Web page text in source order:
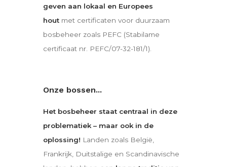
geven aan lokaal en Europees
houtmet certificaten voor duurzaam
bosbeheer zoals PEFC (Stabilame
certificaat nr. PEFC/07-32-181/1).
Onze bossen...
Het bosbeheer staat centraal in deze
problematiek – maar ook in de
oplossing! Landen zoals België,
Frankrijk, Duitstalige en Scandinavische